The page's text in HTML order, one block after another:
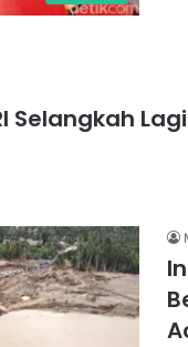
Selangkah